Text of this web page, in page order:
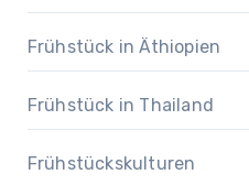
Frühstück in Äthiopien
Frühstück in Thailand
Frühstückskulturen